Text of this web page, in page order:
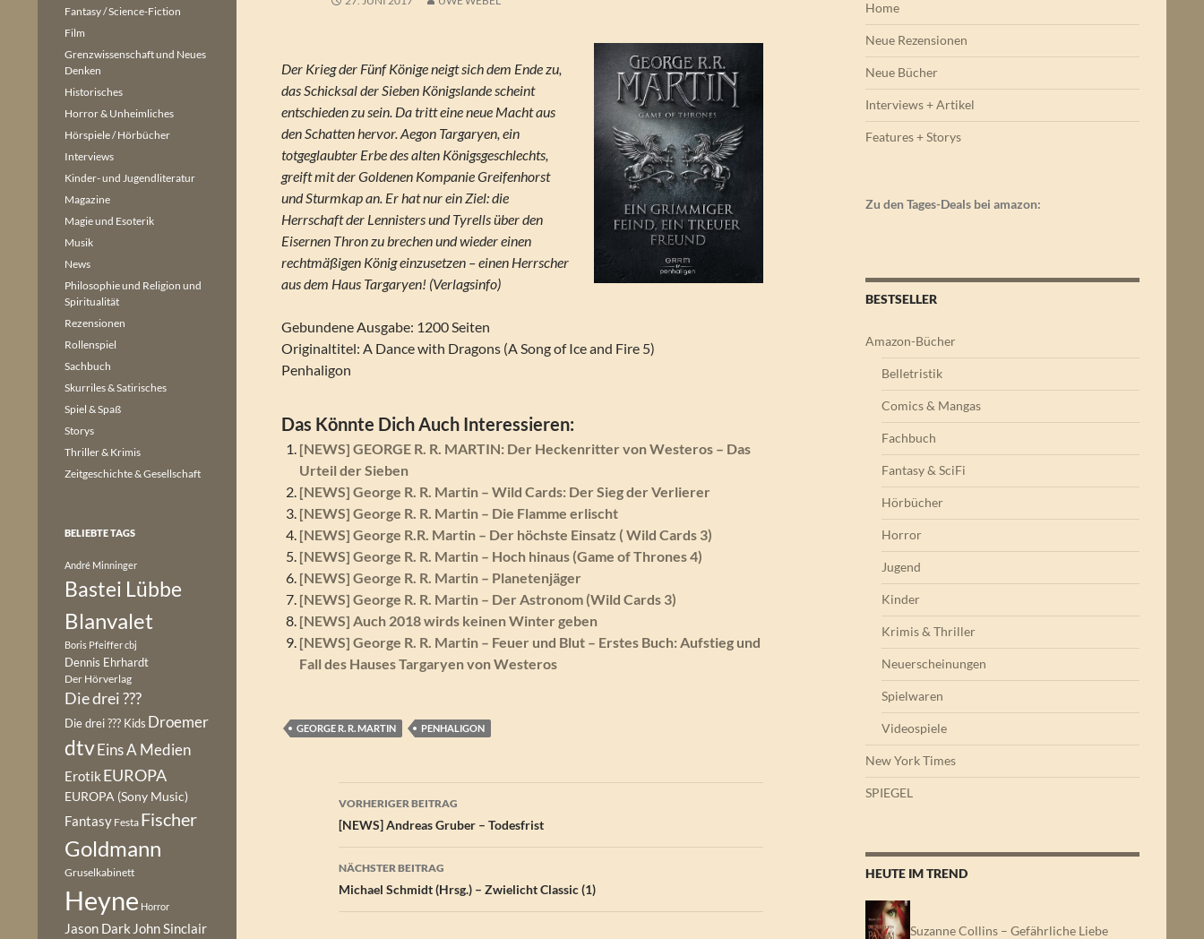
Der Krieg der Fünf Könige neigt sich dem Ende zu,
das Schicksal der Sieben Königslande scheint
entschieden zu sein. Da tritt eine neue Macht aus
den Schatten hervor. Aegon Targaryen, ein
totgeglaubter Erbe des alten Königsgeschlechts,
greift mit der Goldenen Kompanie Greifenhorst
und Sturmkap an. Er hat nur ein Ziel: die
Herrschaft der Lennisters und Tyrells über den
Eisernen Thron zu brechen und wieder einen
rechtmäßigen König einzusetzen – einen Herrscher
aus dem Haus Targaryen! (Verlagsinfo)
Gebundene Ausgabe: 1200 Seiten
Originaltitel: A Dance with Dragons (A Song of Ice and Fire 5)
Penhaligon
Das Könnte Dich Auch Interessieren:
[NEWS] GEORGE R. R. MARTIN: Der Heckenritter von Westeros – Das
Urteil der Sieben
[NEWS] George R. R. Martin – Wild Cards: Der Sieg der Verlierer
[NEWS] George R. R. Martin – Die Flamme erlischt
[NEWS] George R.R. Martin – Der höchste Einsatz ( Wild Cards 3)
[NEWS] George R. R. Martin – Hoch hinaus (Game of Thrones 4)
[NEWS] George R. R. Martin – Planetenjäger
[NEWS] George R. R. Martin – Der Astronom (Wild Cards 3)
[NEWS] Auch 2018 wirds keinen Winter geben
[NEWS] George R. R. Martin – Feuer und Blut – Erstes Buch: Aufstieg und
Fall des Hauses Targaryen von Westeros
GEORGE R. R. MARTIN PENHALIGON
Beitragsnavigation
VORHERIGER BEITRAG
[NEWS] Andreas Gruber – Todesfrist
NÄCHSTER BEITRAG
Michael Schmidt (Hrsg.) – Zwielicht Classic (1)
Home
Neue Rezensionen
Neue Bücher
Interviews + Artikel
Features + Storys
Zu den Tages-Deals bei amazon:
BESTSELLER
Amazon-Bücher
Belletristik
Comics & Mangas
Fachbuch
Fantasy & SciFi
Hörbücher
Horror
Jugend
Kinder
Krimis & Thriller
Neuerscheinungen
Spielwaren
Videospiele
New York Times
SPIEGEL
HEUTE IM TREND
Suzanne Collins – Gefährliche Liebe
Fantasy / Science-Fiction
Film
Grenzwissenschaft und Neues
Denken
Historisches
Horror & Unheimliches
Hörspiele / Hörbücher
Interviews
Kinder- und Jugendliteratur
Magazine
Magie und Esoterik
Musik
News
Philosophie und Religion und
Spiritualität
Rezensionen
Rollenspiel
Sachbuch
Skurriles & Satirisches
Spiel & Spaß
Storys
Thriller & Krimis
Zeitgeschichte & Gesellschaft
BELIEBTE TAGS
André Minninger
Bastei Lübbe
Blanvalet
Boris Pfeiffercbj
Dennis Ehrhardt
Der Hörverlag
Die drei ???
Die drei ??? Kids Droemer
dtvEins A Medien
Erotik EUROPA
EUROPA (Sony Music)
Fantasy Festa Fischer
Goldmann
Gruselkabinett
Heyne Horror
Jason Dark John Sinclair